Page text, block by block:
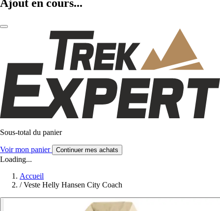
Ajout en cours...
Sous-total du panier
Voir mon panier Continuer mes achats
Loading...
Accueil
/ Veste Helly Hansen City Coach